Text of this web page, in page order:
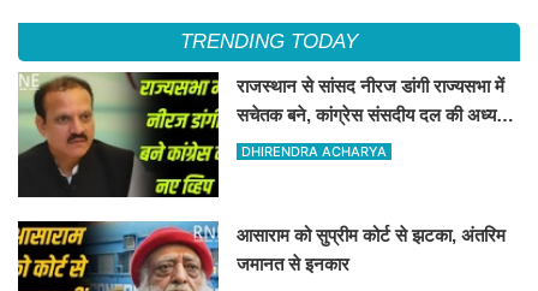
TRENDING TODAY
राजस्थान से सांसद नीरज डांगी राज्यसभा में
सचेतक बने, कांग्रेस संसदीय दल की अध्यक्ष
ने यह नियुक्ति की
DHIRENDRA ACHARYA
आसाराम को सुप्रीम कोर्ट से झटका, अंतरिम
जमानत से इनकार